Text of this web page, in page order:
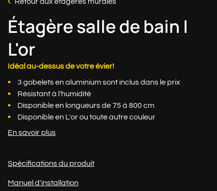
Étagère salle de bain |
L'or
Idéal au-dessus de votre évier!
3 gobelets en aluminium sont inclus dans le prix
Résistant à l'humidité
Disponible en longueurs de 75 à 800 cm
Disponible en L'or ou toute autre couleur
En savoir plus
Spécifications du produit
Manuel d'installation